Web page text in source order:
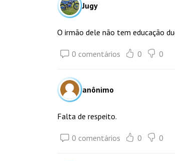
Jugy
O irmão dele não tem educação
0 comentários 0 0
anônimo
Falta de respeito.
0 comentários 0 0